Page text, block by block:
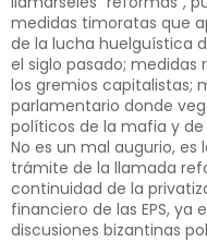
medidas timoratas que
de la lucha huelguística
el siglo pasado;
los gremios capitalistas;
parlamentario donde
políticos de la mafia y de
No es un mal augurio,
trámite de la llamada
continuidad de la
financiero de las EPS,
discusiones bizantinas